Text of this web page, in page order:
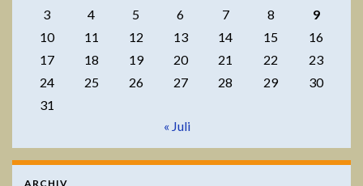
3
4 5 6 7 8
9
10
11 12 13 14 15
16
17
18 19 20 21 22
23
24
25 26 27 28 29
30
31
« Juli
ARCHIV